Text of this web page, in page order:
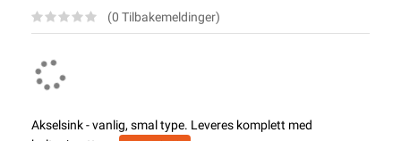
(0 Tilbakemeldinger)
Akselsink - vanlig, smal type. Leveres komplett med